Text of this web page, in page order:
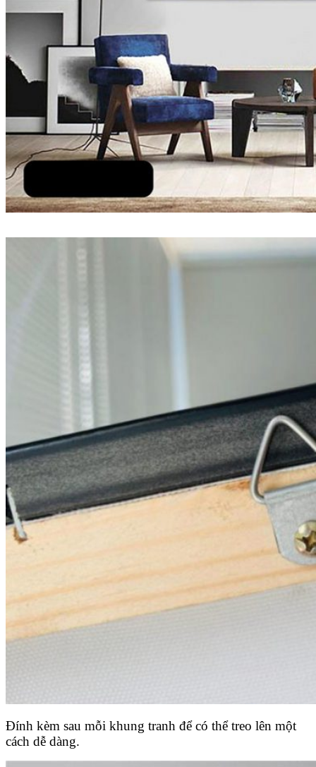
Đính kèm sau mỗi khung tranh để có thể treo lên một
cách dễ dàng.